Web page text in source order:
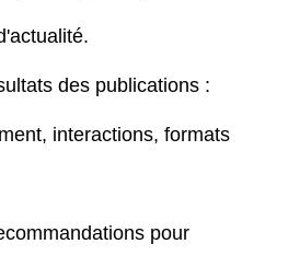
des publications :
interactions, formats
pour